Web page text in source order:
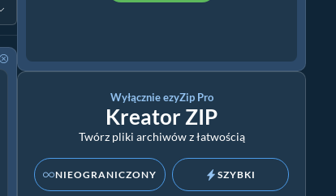
Wyłącznie ezyZip Pro
Kreator ZIP
Twórz pliki archiwów z łatwością
NIEOGRANICZONY SZYBKI